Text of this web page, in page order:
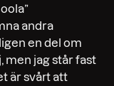
andra
en del om
men jag står fast
är svårt att